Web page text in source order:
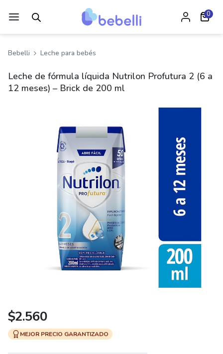
0
Bebelli Leche para bebés
Leche de fórmula líquida Nutrilon Profutura 2 (6 a
12 meses) – Brick de 200 ml
$2.560
MEJOR PRECIO GARANTIZADO